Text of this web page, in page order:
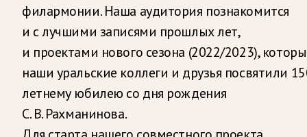
филармонии. Наша аудитория познакомится
и с лучшими записями прошлых лет,
и проектами нового сезона (2022/2023),
наши уральские коллеги и друзья посвятили
летнему юбилею со дня рождения
С. В. Рахманинова.